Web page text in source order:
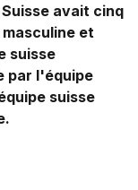
avait cinq
et
suisse
par l'équipe
suisse